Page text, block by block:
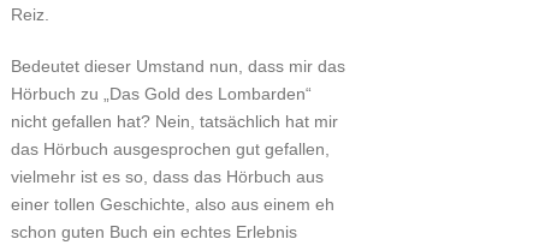
Reiz.
Bedeutet dieser Umstand nun, dass mir das
Hörbuch zu „Das Gold des Lombarden“
nicht gefallen hat? Nein, tatsächlich hat mir
das Hörbuch ausgesprochen gut gefallen,
vielmehr ist es so, dass das Hörbuch aus
einer tollen Geschichte, also aus einem eh
schon guten Buch ein echtes Erlebnis